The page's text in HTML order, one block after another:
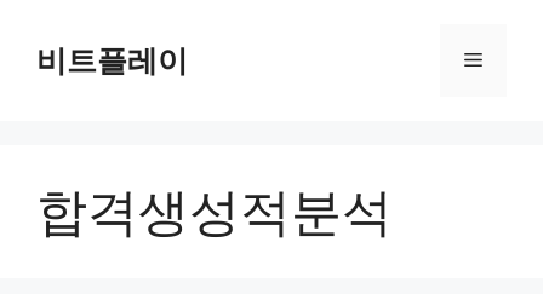
비트플레이 메
합격생성적분석